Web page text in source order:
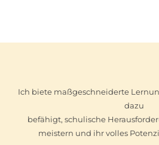
Ich biete maßgeschneiderte
dazu
befähigt, schulische
meistern und ihr volles